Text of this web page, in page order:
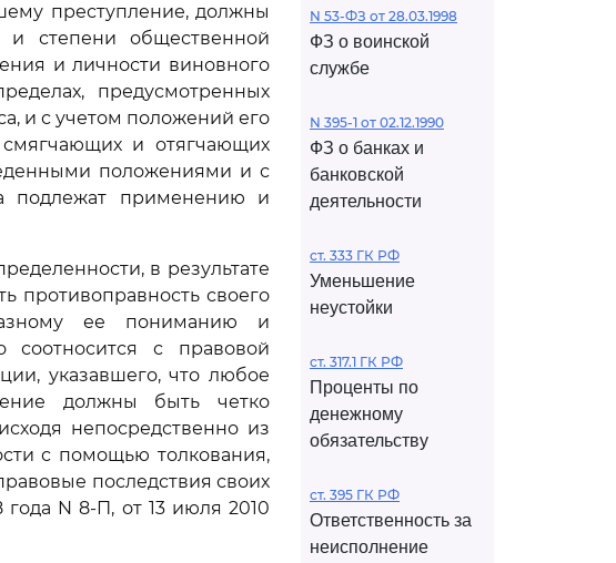
преступление, должны
и степени общественной
и личности виновного
предусмотренных
и с учетом положений его
и отягчающих
положениями и с
подлежат применению и
в результате
противоправность своего
ее пониманию и
с правовой
указавшего, что любое
должны быть четко
непосредственно из
с помощью толкования,
последствия своих
N 8-П, от 13 июля 2010
N 53-ФЗ от 28.03.1998
ФЗ о воинской
службе
N 395-1 от 02.12.1990
ФЗ о банках и
банковской
деятельности
ст. 333 ГК РФ
Уменьшение
неустойки
ст. 317.1 ГК РФ
Проценты по
денежному
обязательству
ст. 395 ГК РФ
Ответственность за
неисполнение